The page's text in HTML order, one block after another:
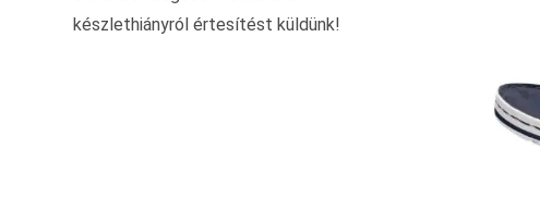
készlethiányról értesítést küldünk!